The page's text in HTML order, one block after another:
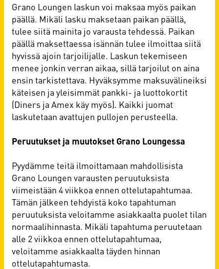
Grano Loungen laskun voi maksaa myös paikan
päällä. Mikäli lasku maksetaan paikan päällä,
tulee siitä mainita jo varausta tehdessä. Paikan
päällä maksettaessa isännän tulee ilmoittaa siitä
hyvissä ajoin tarjoilijalle. Laskun tekemiseen
menee jonkin verran aikaa, sillä tarjoilut on aina
ensin tarkistettava. Hyväksymme maksuvälineiksi
käteisen ja yleisimmät pankki- ja luottokortit
(Diners ja Amex käy myös). Kaikki juomat
laskutetaan avattujen pullojen perusteella.
Peruutukset ja muutokset Grano Loungessa
Pyydämme teitä ilmoittamaan mahdollisista
Grano Loungen varausten peruutuksista
viimeistään 4 viikkoa ennen ottelutapahtumaa.
Tämän jälkeen tehdyistä koko tapahtuman
peruutuksista veloitamme asiakkaalta puolet tilan
normaalihinnasta. Mikäli tapahtuma peruutetaan
alle 2 viikkoa ennen ottelutapahtumaa,
veloitamme asiakkaalta täyden hinnan
ottelutapahtumasta.